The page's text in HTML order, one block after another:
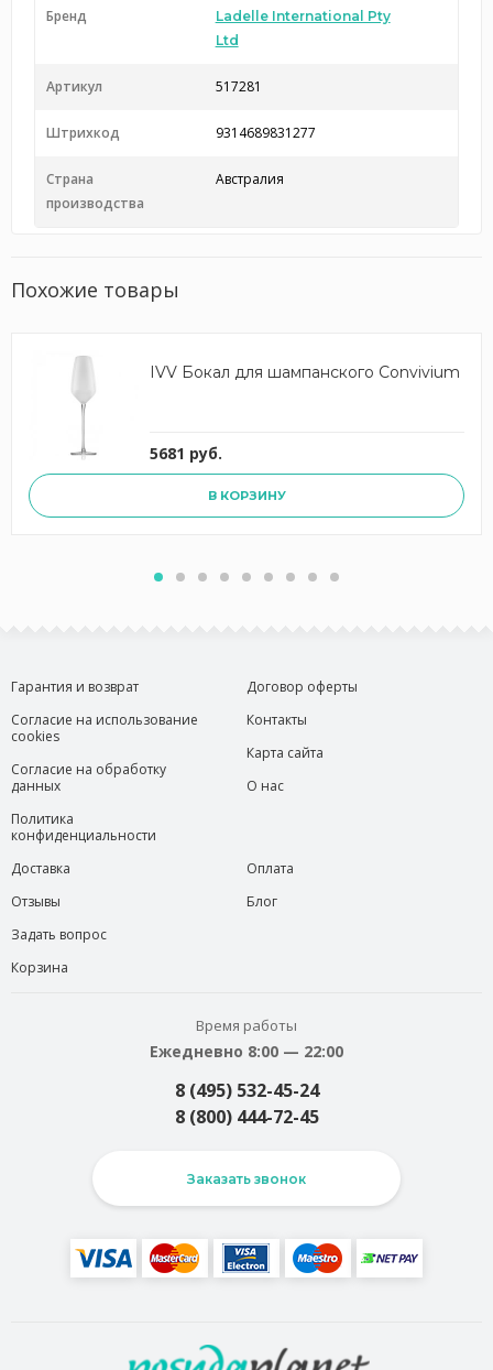
Бренд
Ladelle International Pty
Ltd
Артикул 517281
Штрихкод 9314689831277
Страна
производства
Австралия
Похожие товары
IVV Бокал для шампанского Convivium
5681 руб.
В КОРЗИНУ
Гарантия и возврат
Согласие на использование
cookies
Согласие на обработку
данных
Политика
конфиденциальности
Договор оферты
Контакты
Карта сайта
О нас
Доставка
Отзывы
Задать вопрос
Корзина
Оплата
Блог
Время работы
Ежедневно 8:00 — 22:00
8 (495) 532-45-24
8 (800) 444-72-45
Заказать звонок